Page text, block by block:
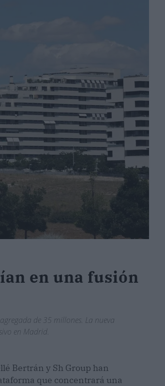
en una fusión
de 35 millones. La nueva
en Madrid.
Bertrán y Sh Group han
que concentrará una